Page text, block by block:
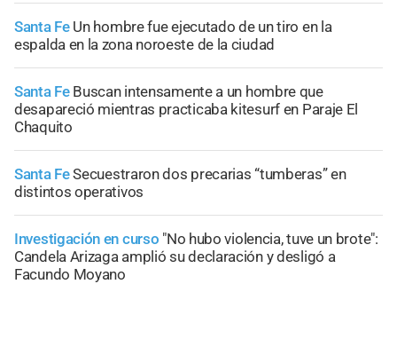
Santa Fe Un hombre fue ejecutado de un tiro en la
espalda en la zona noroeste de la ciudad
Santa Fe Buscan intensamente a un hombre que
desapareció mientras practicaba kitesurf en Paraje El
Chaquito
Santa FeSecuestraron dos precarias “tumberas” en
distintos operativos
Investigación en curso "No hubo violencia, tuve un brote":
Candela Arizaga amplió su declaración y desligó a
Facundo Moyano